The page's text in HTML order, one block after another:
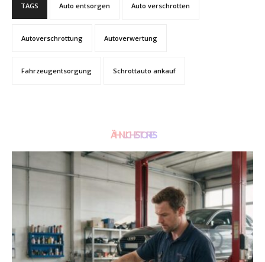
TAGS Auto entsorgen Auto verschrotten
Autoverschrottung Autoverwertung
Fahrzeugentsorgung Schrottauto ankauf
ÄHNLICHE STORIES